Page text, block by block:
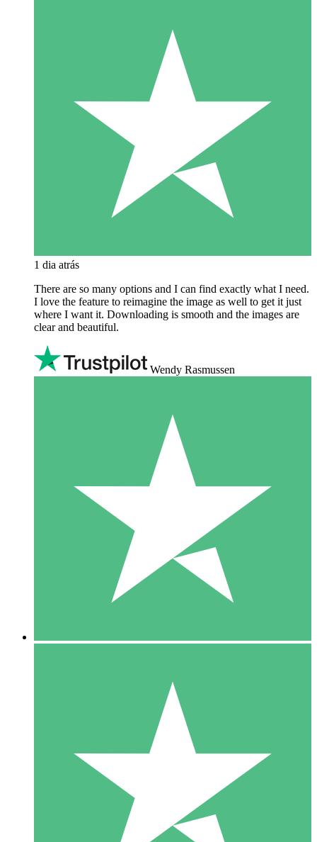
1 dia atrás
There are so many options and I can find exactly what I need.
I love the feature to reimagine the image as well to get it just
where I want it. Downloading is smooth and the images are
clear and beautiful.
Wendy Rasmussen